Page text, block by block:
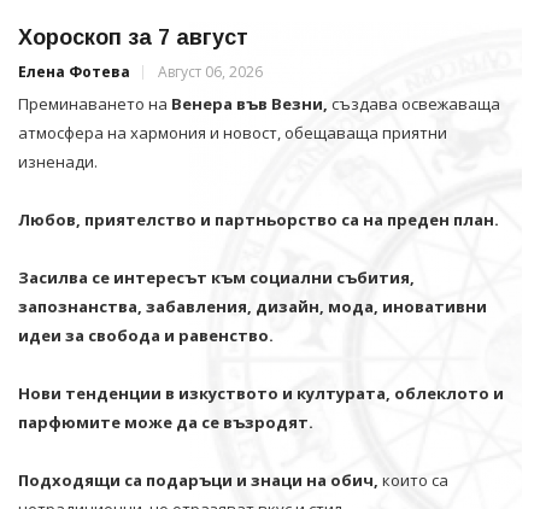
Хороскоп за 7 август
Елена Фотева Август 06, 2026
Преминаването на Венера във Везни, създава освежаваща
атмосфера на хармония и новост, обещаваща приятни
изненади.
Любов, приятелство и партньорство са на преден план.
Засилва се интересът към социални събития,
запознанства, забавления, дизайн, мода, иновативни
идеи за свобода и равенство.
Нови тенденции в изкуството и културата, облеклото и
парфюмите може да се възродят.
Подходящи са подаръци и знаци на обич, които са